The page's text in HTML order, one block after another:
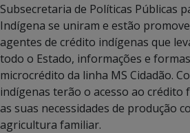
Subsecretaria de Políticas Públicas
Indígena se uniram e estão
agentes de crédito indígenas que
todo o Estado, informações e
microcrédito da linha MS Cidadão.
indígenas terão o acesso ao crédito
as suas necessidades de produção
agricultura familiar.